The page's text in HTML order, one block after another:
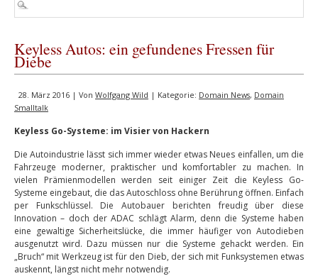
Keyless Autos: ein gefundenes Fressen für
Diebe
28. März 2016 | Von Wolfgang Wild | Kategorie: Domain News, Domain
Smalltalk
Keyless Go-Systeme: im Visier von Hackern
Die Autoindustrie lässt sich immer wieder etwas Neues einfallen, um die
Fahrzeuge moderner, praktischer und komfortabler zu machen. In
vielen Prämienmodellen werden seit einiger Zeit die Keyless Go-
Systeme eingebaut, die das Autoschloss ohne Berührung öffnen. Einfach
per Funkschlüssel. Die Autobauer berichten freudig über diese
Innovation – doch der ADAC schlägt Alarm, denn die Systeme haben
eine gewaltige Sicherheitslücke, die immer häufiger von Autodieben
ausgenutzt wird. Dazu müssen nur die Systeme gehackt werden. Ein
„Bruch“ mit Werkzeug ist für den Dieb, der sich mit Funksystemen etwas
auskennt, längst nicht mehr notwendig.